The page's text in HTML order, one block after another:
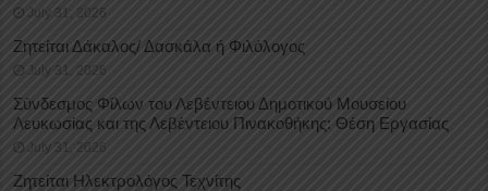
July 31, 2026
Ζητείται Δάκαλος/ Δασκάλα ή Φιλόλογος
July 31, 2026
Σύνδεσμος Φίλων του Λεβέντειου Δημοτικού Μουσείου
Λευκωσίας και της Λεβέντειου Πινακοθήκης: Θέση Εργασίας
July 31, 2026
Ζητείται Ηλεκτρολόγος Τεχνίτης